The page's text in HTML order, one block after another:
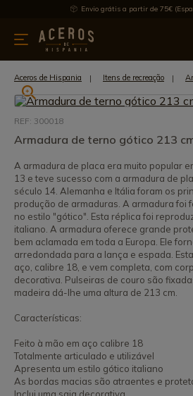
Envio grátis a partir de 75€
& Utensílios de cozinha Oferece
Aceros de Hispania Itens de recreação
REF: 300018
Armadura de terno gótico 213
A armadura de placa era muito popular
13 e teve sucesso com a armadura de
século 14. Alemanha e Itália foram os
produção de armaduras. A armadura foi
no estilo "gótico". Esta réplica foi
italiano. A armadura oferece grande
bem aclamada em toda a Europa. Ele
arredondada para a lança e espada.
aço, calibre 18, e vem completa, com
decorativa. Pulseiras de couro são
madeira dá-lhe uma altura de 213 cm.
Características:
Feito à mão em aço calibre 18
Totalmente articulado e utilizável
Apresenta um estilo gótico italiano
As bordas macias são atraentes e